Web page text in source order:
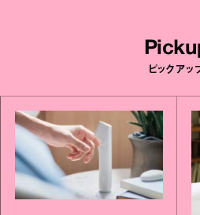
ピックアッ